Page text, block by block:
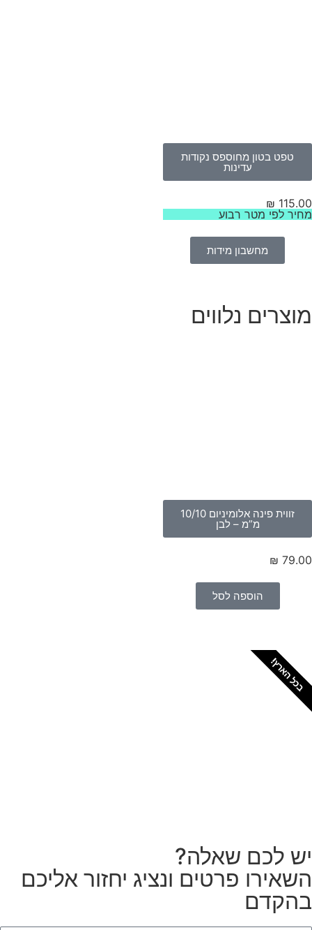
טפט בטון מחוספס נקודות
עדינות
₪
לפי מטר רבוע
מחשבון מידות
נלווים
זווית פינה אלומיניום 10/10
מ”מ – לבן
₪
הוספה לסל
הארץ!
לכם שאלה?
פרטים ונציג יחזור אליכם